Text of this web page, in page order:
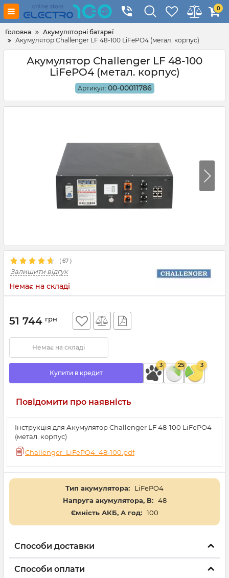
0
Головна
Акумуляторні батареї
Акумулятор Challenger LF 48-100 LiFePO4 (метал. корпус)
Акумулятор Challenger LF 48-100
LiFePO4 (метал. корпус)
Артикул: 00-00011786
( 67 )
Залишити відгук
Немає на складі
Інструкція для Акумулятор Challenger LF 48-100 LiFePO4
(метал. корпус)
Challenger_LiFePO4_48-100.pdf
51 744 грн
Немає на складі
Купити в кредит
3 25 3
Повідомити про наявність
Тип акумулятора:
LiFePO4
Напруга акумулятора, В: 48
Ємність АКБ, А год: 100
Способи доставки
Способи оплати